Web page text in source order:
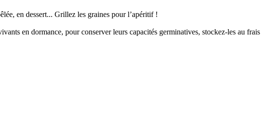
en dessert... Grillez les graines pour l’apéritif !
en dormance, pour conserver leurs capacités germinatives, stockez-les au frais